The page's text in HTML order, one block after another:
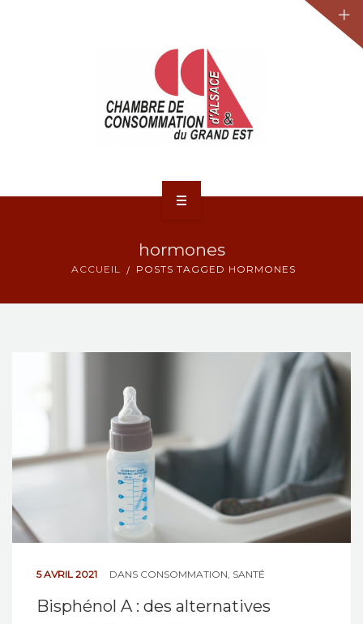
hormones
ACCUEIL POSTS TAGGED HORMONES
5 AVRIL 2021 DANS CONSOMMATION SANTÉ
Bisphénol A : des alternatives